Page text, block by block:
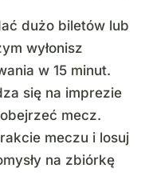
dużo biletów lub
wyłonisz
w 15 minut.
się na imprezie
mecz.
meczu i losuj
na zbiórkę